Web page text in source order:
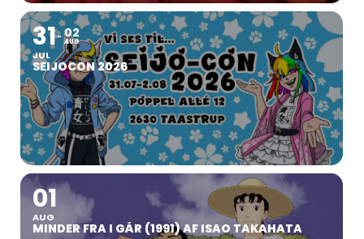
31
JUL
02
AUG
SEIJOCON 2026
01
AUG
MINDER FRA I GÅR (1991) AF ISAO TAKAHATA